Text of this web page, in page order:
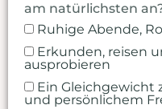
am natürlichsten
Ruhige Abende,
Erkunden, reisen
ausprobieren
Ein Gleichgewicht
und persönlichem